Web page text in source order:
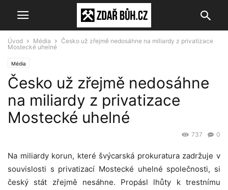
Úvod Média
Česko už zřejmě nedosáhne na miliardy z privatizace
Mostecké uhelné
Média
Česko už zřejmě nedosáhne
na miliardy z privatizace
Mostecké uhelné
0
737
Na miliardy korun, které švýcarská prokuratura zadržuje v
souvislosti s privatizací Mostecké uhelné společnosti, si
český stát zřejmě nesáhne. Propásl lhůty k trestnímu